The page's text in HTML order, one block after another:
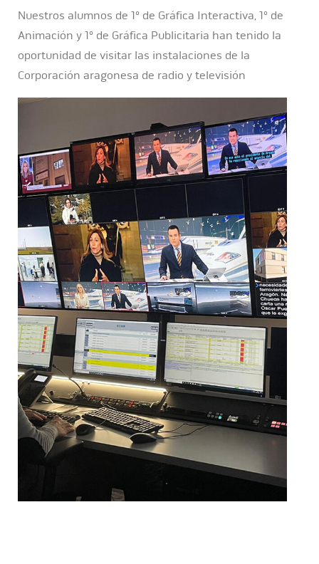
Nuestros alumnos de 1º de Gráfica Interactiva, 1º de
Animación y 1º de Gráfica Publicitaria han tenido la
oportunidad de visitar las instalaciones de la
Corporación aragonesa de radio y televisión